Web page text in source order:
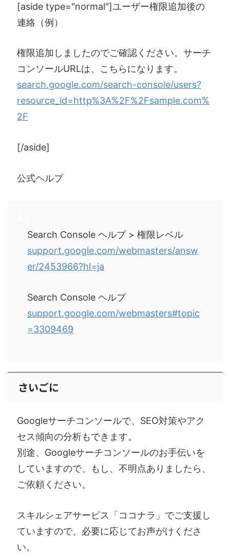
[aside type="normal"]ユーザー権限追加後の
連絡（例）
権限追加しましたのでご確認ください。サーチ
コンソールURLは、こちらになります。
search.google.com/search-console/users?
resource_id=http%3A%2F%2Fsample.com%
2F
[/aside]
公式ヘルプ
Search Console ヘルプ > 権限レベル
support.google.com/webmasters/answ
er/2453966?hl=ja
Search Console ヘルプ
support.google.com/webmasters#topic
=3309469
さいごに
Googleサーチコンソールで、SEO対策やアク
セス傾向の分析もできます。
別途、Googleサーチコンソールのお手伝いを
していますので、もし、不明点ありましたら、
ご依頼ください。
スキルシェアサービス「ココナラ」でご支援し
ていますので、必要に応じてお声がけくださ
い。